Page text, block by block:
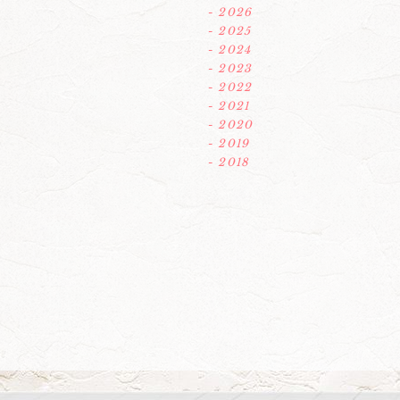
- 2026
- 2025
- 2024
- 2023
- 2022
- 2021
- 2020
- 2019
- 2018